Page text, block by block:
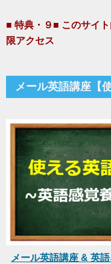
■ 特典・９■ このサイ
限アクセス
メール英語講座【
メール英語講座 & 英